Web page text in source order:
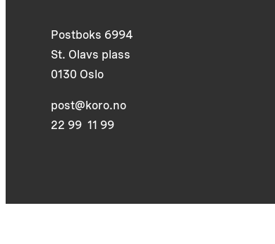
Postboks 6994
St. Olavs plass
0130 Oslo
post@koro.no
22 99 11 99